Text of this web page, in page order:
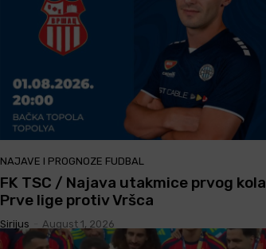
NAJAVE I PROGNOZE FUDBAL
FK TSC / Najava utakmice prvog kola
Prve lige protiv Vršca
Sirijus August 1, 2026